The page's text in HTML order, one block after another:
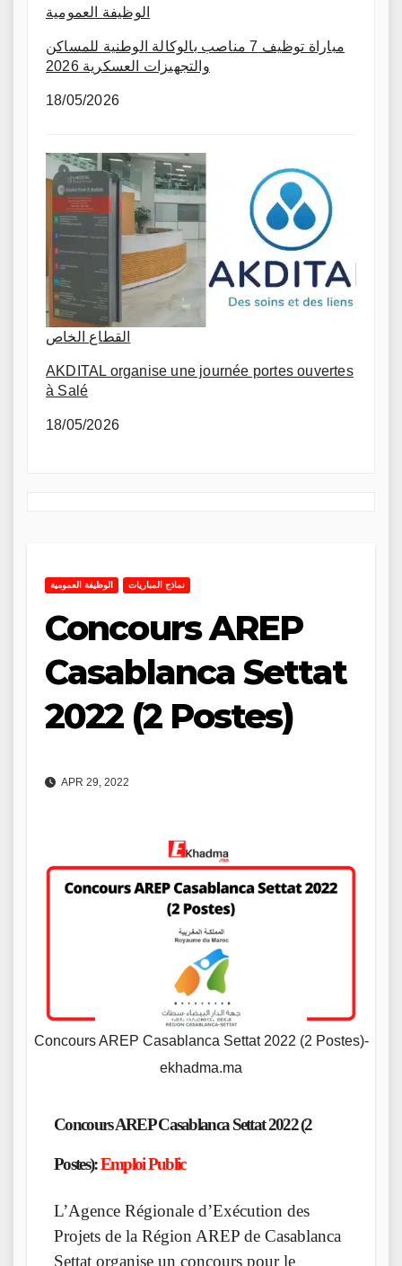
الوظيفة العمومية
مباراة توظيف 7 مناصب بالوكالة الوطنية للمساكن
والتجهيزات العسكرية 2026
18/05/2026
القطاع الخاص
AKDITAL organise une journée portes ouvertes
à Salé
18/05/2026
الوظيفة العمومية نماذج المباريات
Concours AREP
Casablanca Settat
2022 (2 Postes)
APR 29, 2022
Concours AREP Casablanca Settat 2022 (2 Postes)-
ekhadma.ma
Concours AREP Casablanca Settat 2022 (2
Postes):Emploi Public
L’Agence Régionale d’Exécution des
Projets de la Région AREP de Casablanca
Settat organise un concours pour le